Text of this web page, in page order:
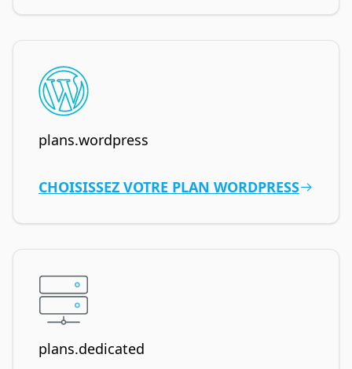
plans.wordpress
CHOISISSEZ VOTRE PLAN WORDPRESS
plans.dedicated